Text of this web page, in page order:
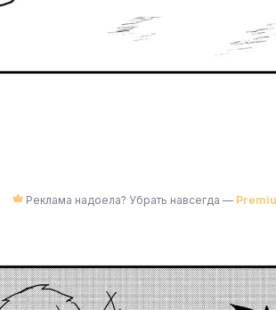
Реклама надоела? Убрать навсегда —